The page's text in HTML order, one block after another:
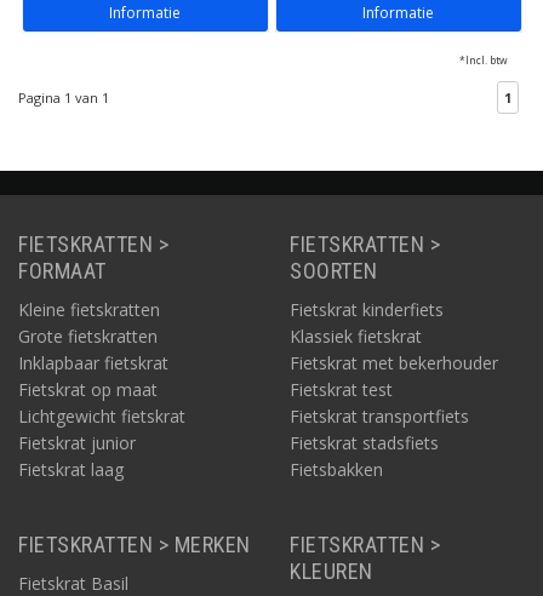
Informatie Informatie
*Incl. btw
Pagina 1 van 1 1
FIETSKRATTEN >
FORMAAT
Kleine fietskratten
Grote fietskratten
Inklapbaar fietskrat
Fietskrat op maat
Lichtgewicht fietskrat
Fietskrat junior
Fietskrat laag
FIETSKRATTEN >
SOORTEN
Fietskrat kinderfiets
Klassiek fietskrat
Fietskrat met bekerhouder
Fietskrat test
Fietskrat transportfiets
Fietskrat stadsfiets
Fietsbakken
FIETSKRATTEN > MERKEN
Fietskrat Basil
FIETSKRATTEN >
KLEUREN